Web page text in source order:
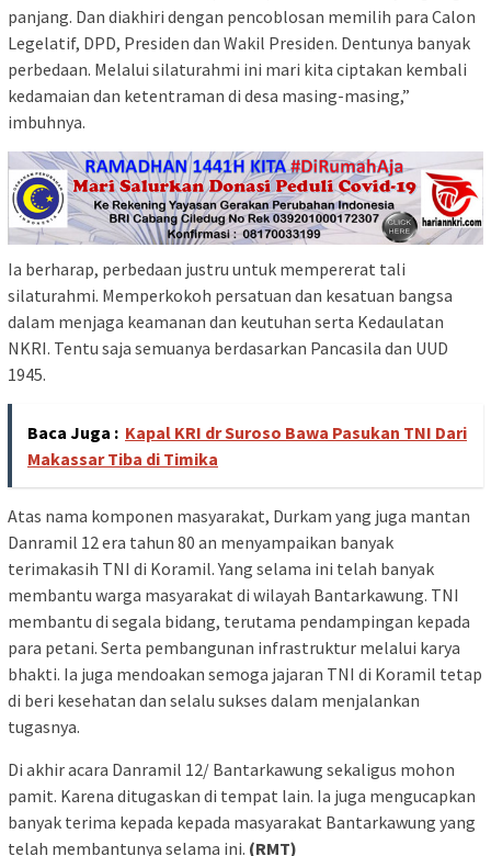
panjang. Dan diakhiri dengan pencoblosan memilih para Calon
Legelatif, DPD, Presiden dan Wakil Presiden. Dentunya banyak
perbedaan. Melalui silaturahmi ini mari kita ciptakan kembali
kedamaian dan ketentraman di desa masing-masing,”
imbuhnya.
Ia berharap, perbedaan justru untuk mempererat tali
silaturahmi. Memperkokoh persatuan dan kesatuan bangsa
dalam menjaga keamanan dan keutuhan serta Kedaulatan
NKRI. Tentu saja semuanya berdasarkan Pancasila dan UUD
1945.
Baca Juga : Kapal KRI dr Suroso Bawa Pasukan TNI Dari
Makassar Tiba di Timika
Atas nama komponen masyarakat, Durkam yang juga mantan
Danramil 12 era tahun 80 an menyampaikan banyak
terimakasih TNI di Koramil. Yang selama ini telah banyak
membantu warga masyarakat di wilayah Bantarkawung. TNI
membantu di segala bidang, terutama pendampingan kepada
para petani. Serta pembangunan infrastruktur melalui karya
bhakti. Ia juga mendoakan semoga jajaran TNI di Koramil tetap
di beri kesehatan dan selalu sukses dalam menjalankan
tugasnya.
Di akhir acara Danramil 12/ Bantarkawung sekaligus mohon
pamit. Karena ditugaskan di tempat lain. Ia juga mengucapkan
banyak terima kepada kepada masyarakat Bantarkawung yang
telah membantunya selama ini. (RMT)